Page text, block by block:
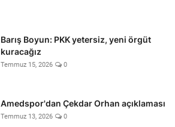
Barış Boyun: PKK yetersiz, yeni örgüt
kuracağız
Temmuz 15, 2026 0
Amedspor'dan Çekdar Orhan açıklaması
Temmuz 13, 2026 0